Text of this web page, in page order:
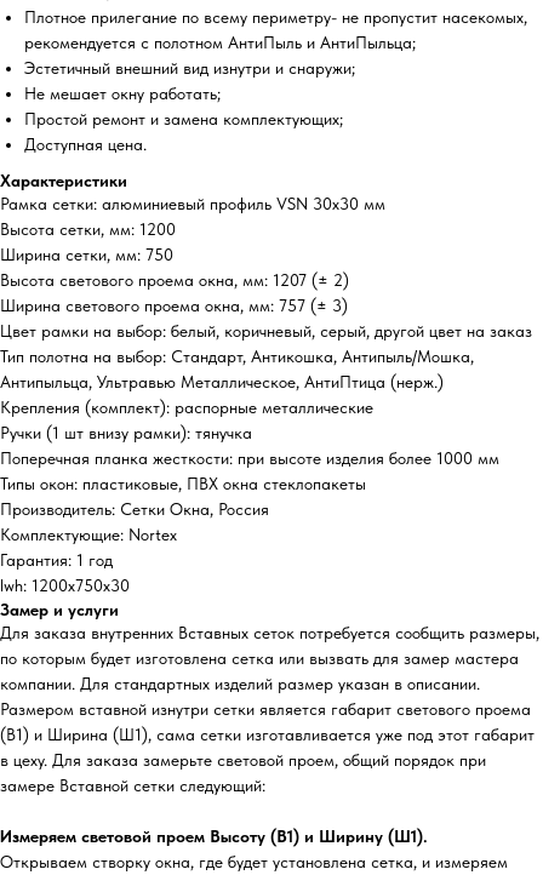
Плотное прилегание по всему периметру- не пропустит насекомых,
рекомендуется с полотном АнтиПыль и АнтиПыльца;
Эстетичный внешний вид изнутри и снаружи;
Не мешает окну работать;
Простой ремонт и замена комплектующих;
Доступная цена.
Характеристики
Рамка сетки: алюминиевый профиль VSN 30х30 мм
Высота сетки, мм: 1200
Ширина сетки, мм: 750
Высота светового проема окна, мм: 1207 (± 2)
Ширина светового проема окна, мм: 757 (± 3)
Цвет рамки на выбор: белый, коричневый, серый, другой цвет на заказ
Тип полотна на выбор: Стандарт, Антикошка, Антипыль/Мошка,
Антипыльца, Ультравью Металлическое, АнтиПтица (нерж.)
Крепления (комплект): распорные металлические
Ручки (1 шт внизу рамки): тянучка
Поперечная планка жесткости: при высоте изделия более 1000 мм
Типы окон: пластиковые, ПВХ окна стеклопакеты
Производитель: Сетки Окна, Россия
Комплектующие: Nortex
Гарантия: 1 год
lwh: 1200x750x30
Замер и услуги
Для заказа внутренних Вставных сеток потребуется сообщить размеры,
по которым будет изготовлена сетка или вызвать для замер мастера
компании. Для стандартных изделий размер указан в описании.
Размером вставной изнутри сетки является габарит светового проема
(В1) и Ширина (Ш1), сама сетки изготавливается уже под этот габарит
в цеху. Для заказа замерьте световой проем, общий порядок при
замере Вставной сетки следующий:
Измеряем световой проем Высоту (В1) и Ширину (Ш1).
Открываем створку окна, где будет установлена сетка, и измеряем